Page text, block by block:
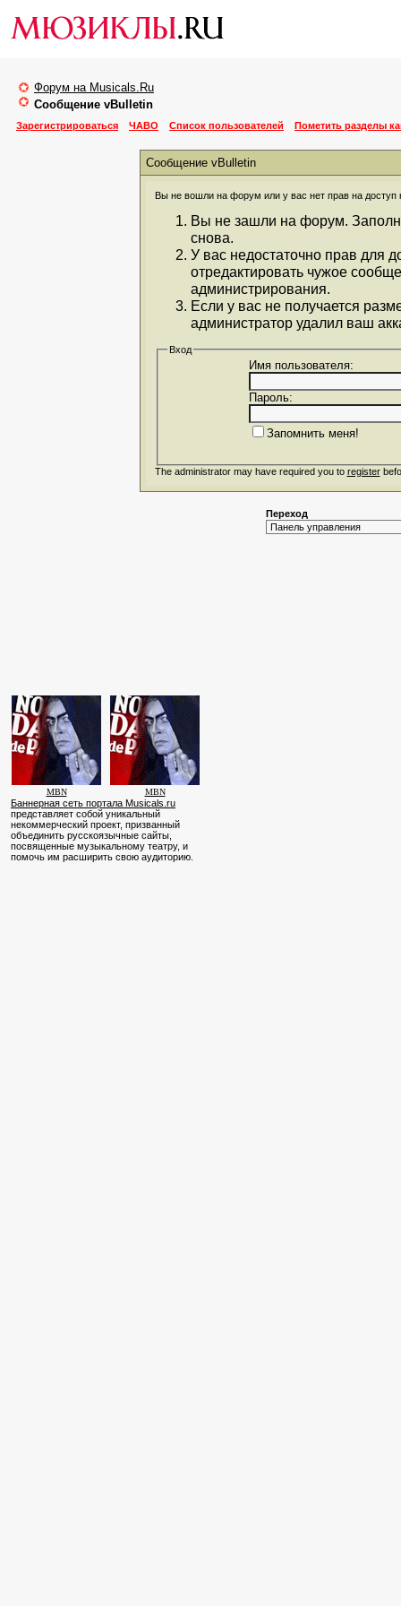
Форум на Musicals.Ru
Сообщение vBulletin
Зарегистрироваться ЧАВО Список пользователей Пометить разделы
Сообщение vBulletin
Вы не вошли на форум или у вас нет прав на доступ
Вы не зашли на форум.
снова.
У вас недостаточно прав для
отредактировать чужое
администрирования.
Если у вас не получается
администратор удалил ваш
Вход
Имя пользователя:
Пароль:
Запомнить меня!
The administrator may have required you to register
Переход
MBN MBN
Баннерная сеть портала Musicals.ru
представляет собой уникальный
некоммерческий проект, призванный
объединить русскоязычные сайты,
посвященные музыкальному театру, и
помочь им расширить свою аудиторию.